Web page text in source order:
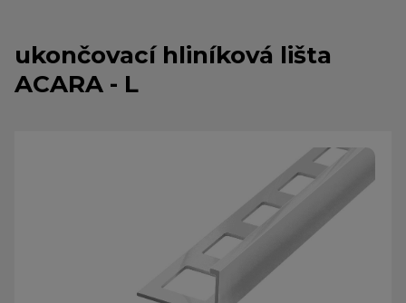
ukončovací hliníková lišta
ACARA - L